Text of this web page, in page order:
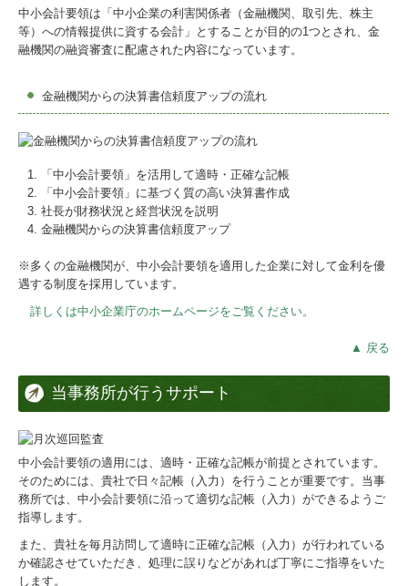
中小会計要領は「中小企業の利害関係者（金融機関、取引先、株主
等）への情報提供に資する会計」とすることが目的の1つとされ、金
融機関の融資審査に配慮された内容になっています。
金融機関からの決算書信頼度アップの流れ
「中小会計要領」を活用して適時・正確な記帳
「中小会計要領」に基づく質の高い決算書作成
社長が財務状況と経営状況を説明
金融機関からの決算書信頼度アップ
※多くの金融機関が、中小会計要領を適用した企業に対して金利を優
遇する制度を採用しています。
詳しくは中小企業庁のホームページをご覧ください。
▲ 戻る
当事務所が行うサポート
中小会計要領の適用には、適時・正確な記帳が前提とされています。
そのためには、貴社で日々記帳（入力）を行うことが重要です。当事
務所では、中小会計要領に沿って適切な記帳（入力）ができるようご
指導します。
また、貴社を毎月訪問して適時に正確な記帳（入力）が行われている
か確認させていただき、処理に誤りなどがあれば丁寧にご指導をいた
します。